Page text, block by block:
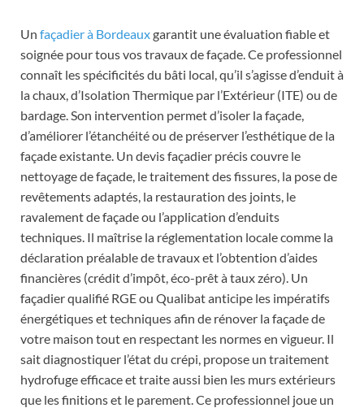
Un façadier à Bordeauxgarantit une évaluation fiable et
soignée pour tous vos travaux de façade. Ce professionnel
connaît les spécificités du bâti local, qu’il s’agisse d’enduit à
la chaux, d’Isolation Thermique par l’Extérieur (ITE) ou de
bardage. Son intervention permet d’isoler la façade,
d’améliorer l’étanchéité ou de préserver l’esthétique de la
façade existante. Un devis façadier précis couvre le
nettoyage de façade, le traitement des fissures, la pose de
revêtements adaptés, la restauration des joints, le
ravalement de façade ou l’application d’enduits
techniques. Il maîtrise la réglementation locale comme la
déclaration préalable de travaux et l’obtention d’aides
financières (crédit d’impôt, éco-prêt à taux zéro). Un
façadier qualifié RGE ou Qualibat anticipe les impératifs
énergétiques et techniques afin de rénover la façade de
votre maison tout en respectant les normes en vigueur. Il
sait diagnostiquer l’état du crépi, propose un traitement
hydrofuge efficace et traite aussi bien les murs extérieurs
que les finitions et le parement. Ce professionnel joue un